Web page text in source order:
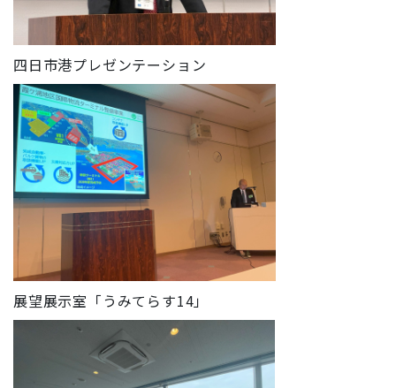
四日市港プレゼンテーション
展望展示室「うみてらす14」